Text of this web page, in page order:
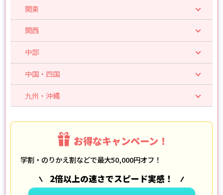
関東
関西
中部
中国・四国
九州・沖縄
お得なキャンペーン！
学割・のりかえ割などで最大50,000円オフ！
2倍以上の速さでスピード実感！